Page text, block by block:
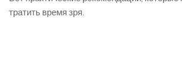
тратить время зря.